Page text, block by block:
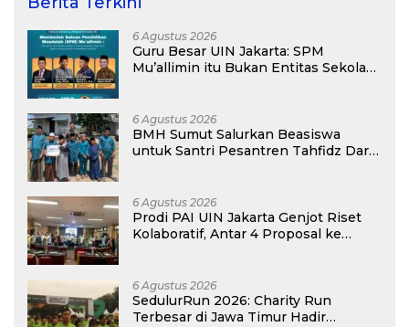
6 Agustus 2026
Guru Besar UIN Jakarta: SPM
Mu’allimin itu Bukan Entitas Sekolah
6 Agustus 2026
BMH Sumut Salurkan Beasiswa
untuk Santri Pesantren Tahfidz Darul
6 Agustus 2026
Prodi PAI UIN Jakarta Genjot Riset
Kolaboratif, Antar 4 Proposal ke
6 Agustus 2026
SedulurRun 2026: Charity Run
Terbesar di Jawa Timur Hadir